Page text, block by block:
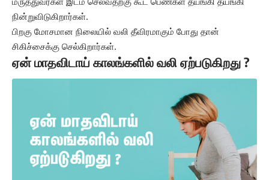
நின்றுவிடுகிறார்கள்.
பிறகு மோசமான நிலையில் வலி தீவிரமாகும் போது தான்
சிகிச்சைக்கு செல்கிறார்கள்.
ஏன் மாதவிடாய் காலங்களில் வலி ஏற்படுகிறது ?